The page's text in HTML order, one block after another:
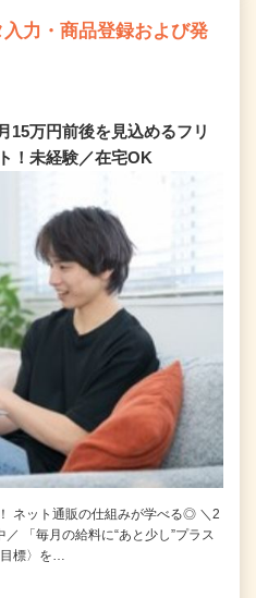
力・商品登録および発
15万円前後を見込めるフリ
！未経験／在宅OK
ネット通販の仕組みが学べる◎ ＼2
「毎月の給料に“あと少し”プラス
標〉を…